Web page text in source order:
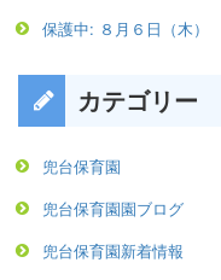
保護中: ８月６日（木）
カテゴリー
兜台保育園
兜台保育園園ブログ
兜台保育園新着情報